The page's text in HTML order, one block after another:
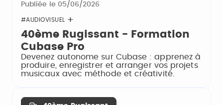
Publiée le 05/06/2026
#AUDIOVISUEL
40ème Rugissant - Formation
Cubase Pro
Devenez autonome sur Cubase : apprenez à
produire, enregistrer et arranger vos projets
musicaux avec méthode et créativité.